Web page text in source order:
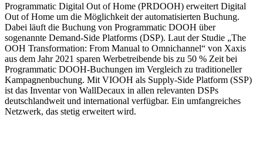
Programmatic Digital Out of Home (PRDOOH) erweitert Digital
Out of Home um die Möglichkeit der automatisierten Buchung.
Dabei läuft die Buchung von Programmatic DOOH über
sogenannte Demand-Side Platforms (DSP). Laut der Studie „The
OOH Transformation: From Manual to Omnichannel“ von Xaxis
aus dem Jahr 2021 sparen Werbetreibende bis zu 50 % Zeit bei
Programmatic DOOH-Buchungen im Vergleich zu traditioneller
Kampagnenbuchung. Mit VIOOH als Supply-Side Platform (SSP)
ist das Inventar von WallDecaux in allen relevanten DSPs
deutschlandweit und international verfügbar. Ein umfangreiches
Netzwerk, das stetig erweitert wird.